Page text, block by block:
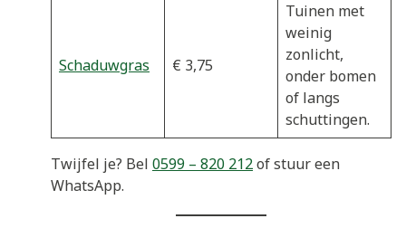
Schaduwgras € 3,75
Tuinen met
weinig
zonlicht,
onder bomen
of langs
schuttingen.
Twijfel je? Bel 0599 – 820 212of stuur een
WhatsApp.